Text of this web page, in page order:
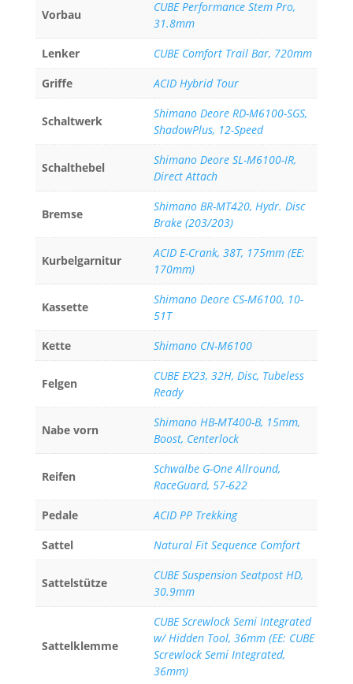
Vorbau
CUBE Performance Stem Pro,
31.8mm
Lenker
CUBE Comfort Trail Bar, 720mm
Griffe
ACID Hybrid Tour
Schaltwerk
Shimano Deore RD-M6100-SGS,
ShadowPlus, 12-Speed
Schalthebel
Shimano Deore SL-M6100-IR,
Direct Attach
Bremse
Shimano BR-MT420, Hydr. Disc
Brake (203/203)
Kurbelgarnitur
ACID E-Crank, 38T, 175mm (EE:
170mm)
Kassette
Shimano Deore CS-M6100, 10-
51T
Kette
Shimano CN-M6100
Felgen
CUBE EX23, 32H, Disc, Tubeless
Ready
Nabe vorn
Shimano HB-MT400-B, 15mm,
Boost, Centerlock
Reifen
Schwalbe G-One Allround,
RaceGuard, 57-622
Pedale
ACID PP Trekking
Sattel
Natural Fit Sequence Comfort
Sattelstütze
CUBE Suspension Seatpost HD,
30.9mm
Sattelklemme
CUBE Screwlock Semi Integrated
w/ Hidden Tool, 36mm (EE: CUBE
Screwlock Semi Integrated,
36mm)